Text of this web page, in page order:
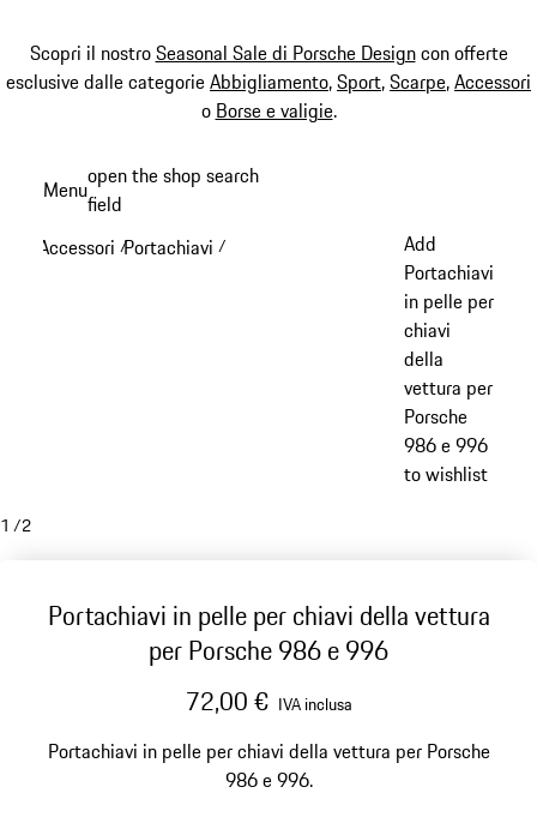
Scopri il nostroSeasonal Sale di Porsche Designcon offerte
esclusive dalle categorieAbbigliamento,Sport,Scarpe,Accessori
o Borse e valigie.
principale
Menuopen the shop search
field
Accessori /Portachiavi /
Add
Portachiavi
in pelle per
chiavi
della
vettura per
Porsche
986 e 996
to wishlist
1 /2
Portachiavi in pelle per chiavi della vettura
per Porsche 986 e 996
72,00 € IVA inclusa
Portachiavi in pelle per chiavi della vettura per Porsche
986 e 996.